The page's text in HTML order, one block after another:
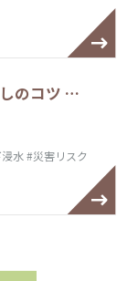
のコツ …
水 #災害リスク